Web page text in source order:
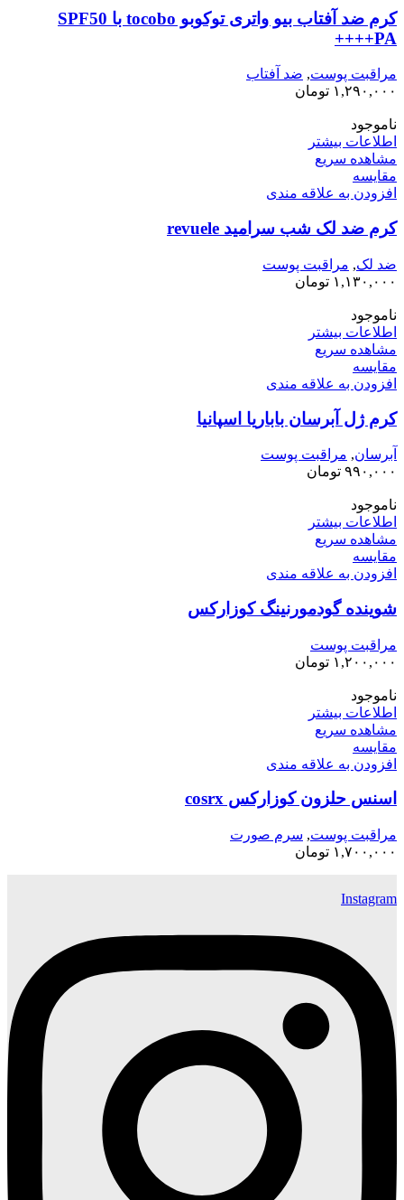
کرم ضد آفتاب بیو واتری توکوبو tocobo با SPF50
PA++++
مراقبت پوست, ضد آفتاب
۱,۲۹۰,۰۰۰ تومان
ناموجود
اطلاعات بیشتر
مشاهده سریع
مقایسه
افزودن به علاقه مندی
کرم ضد لک شب سرامید revuele
ضد لک, مراقبت پوست
۱,۱۳۰,۰۰۰ تومان
ناموجود
اطلاعات بیشتر
مشاهده سریع
مقایسه
افزودن به علاقه مندی
کرم ژل آبرسان باباریا اسپانیا
آبرسان, مراقبت پوست
۹۹۰,۰۰۰ تومان
ناموجود
اطلاعات بیشتر
مشاهده سریع
مقایسه
افزودن به علاقه مندی
شوینده گودمورنینگ کوزارکس
مراقبت پوست
۱,۲۰۰,۰۰۰ تومان
ناموجود
اطلاعات بیشتر
مشاهده سریع
مقایسه
افزودن به علاقه مندی
اسنس حلزون کوزارکس cosrx
مراقبت پوست, سرم صورت
۱,۷۰۰,۰۰۰ تومان
Instagram